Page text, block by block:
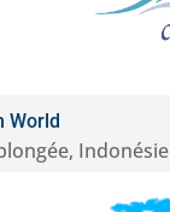
World
, Indonésie